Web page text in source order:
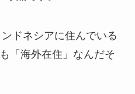
ドネシアに住んでいる
「海外在住」なんだそ